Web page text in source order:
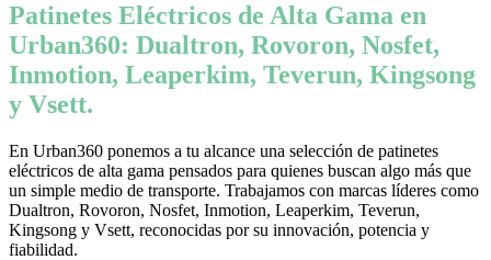
Patinetes Eléctricos de Alta Gama en
Urban360: Dualtron, Rovoron, Nosfet,
Inmotion, Leaperkim, Teverun, Kingsong
y Vsett.
En Urban360 ponemos a tu alcance una selección de patinetes
eléctricos de alta gama pensados para quienes buscan algo más que
un simple medio de transporte. Trabajamos con marcas líderes como
Dualtron, Rovoron, Nosfet, Inmotion, Leaperkim, Teverun,
Kingsong y Vsett, reconocidas por su innovación, potencia y
fiabilidad.